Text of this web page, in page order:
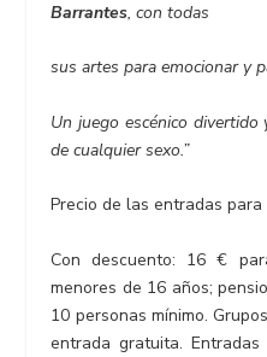
Barrantes, con todas
sus artes para emocionar y
Un juego escénico divertido
de cualquier sexo.”
Precio de las entradas para
Con descuento: 16 €
menores de 16 años;
10 personas mínimo.
entrada gratuita.